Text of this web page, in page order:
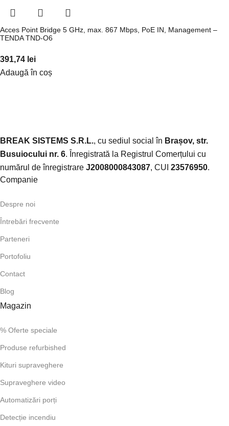
Acces Point Bridge 5 GHz, max. 867 Mbps, PoE IN, Management –
TENDA TND-O6
391,74 lei
Adaugă în coș
BREAK SISTEMS S.R.L., cu sediul social în Brașov, str.
Busuiocului nr. 6. Înregistrată la Registrul Comerțului cu
numărul de înregistrare J2008000843087, CUI 23576950.​
Companie
Despre noi
Întrebări frecvente
Parteneri
Portofoliu
Contact
Blog
Magazin
% Oferte speciale
Produse refurbished
Kituri supraveghere
Supraveghere video
Automatizări porți
Detecție incendiu